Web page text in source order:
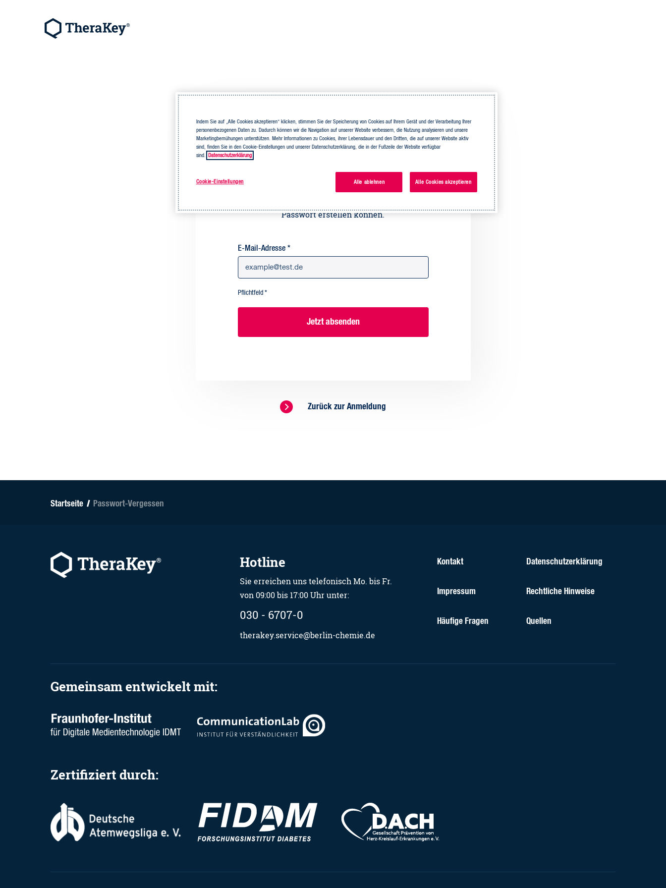
Sie haben Ihr Passwort vergessen?
Kein Problem! Geben Sie einfach Ihre E-Mail-
Adresse ein und wir schicken Ihnen einen Link.
Passwort erstellen können.
E-Mail-Adresse *
Pflichtfeld *
Jetzt absenden
Zurück zur Anmeldung
Startseite Passwort-Vergessen
Hotline
Sie erreichen uns telefonisch Mo. bis Fr.
von 09:00 bis 17:00 Uhr unter:
030 - 6707-0
therakey.service@berlin-chemie.de
Kontakt Datenschutzerklärung
Impressum Rechtliche Hinweise
Häufige Fragen Quellen
Gemeinsam entwickelt mit:
Zertifiziert durch:
Indem Sie auf „Alle Cookies akzeptieren“ klicken, stimmen Sie der Speicherung von Cookies auf Ihrem Gerät und der Verarbeitung Ihrer
personenbezogenen Daten zu. Dadurch können wir die Navigation auf unserer Website verbessern, die Nutzung analysieren und unsere
Marketingbemühungen unterstützen. Mehr Informationen zu Cookies, ihrer Lebensdauer und den Dritten, die auf unserer Website aktiv
sind, finden Sie in den Cookie-Einstellungen und unserer Datenschutzerklärung, die in der Fußzeile der Website verfügbar
sind.
Datenschutzerklärung
Cookie-Einstellungen Alle ablehnen Alle Cookies akzeptieren